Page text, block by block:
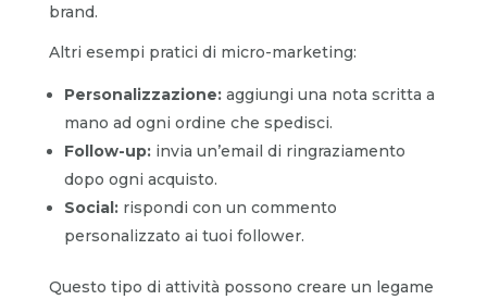
brand.
Altri esempi pratici di micro-marketing:
Personalizzazione:aggiungi una nota scritta a
mano ad ogni ordine che spedisci.
Follow-up:invia un’email di ringraziamento
dopo ogni acquisto.
Social:rispondi con un commento
personalizzato ai tuoi follower.
Questo tipo di attività possono creare un legame